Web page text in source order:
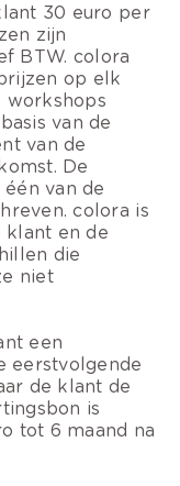
30 euro per
zijn
BTW. colora
op elk
workshops
van de
van de
De
van de
colora is
klant en de
die
niet
een
eerstvolgende
de klant de
is
tot 6 maand na